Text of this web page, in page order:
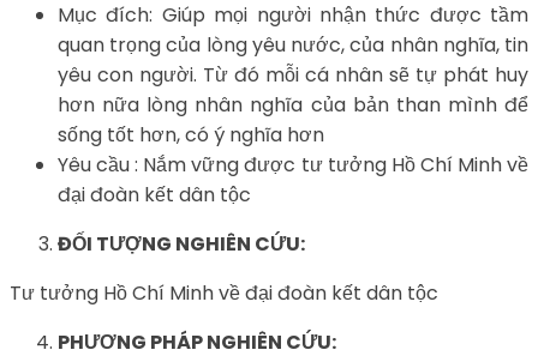
Mục đích: Giúp mọi người nhận thức được tầm
quan trọng của lòng yêu nước, của nhân nghĩa, tin
yêu con người. Từ đó mỗi cá nhân sẽ tự phát huy
hơn nữa lòng nhân nghĩa của bản than mình để
sống tốt hơn, có ý nghĩa hơn
Yêu cầu : Nắm vững được tư tưởng Hồ Chí Minh về
đại đoàn kết dân tộc
ĐỐI TƯỢNG NGHIÊN CỨU:
Tư tưởng Hồ Chí Minh về đại đoàn kết dân tộc
PHƯƠNG PHÁP NGHIÊN CỨU: